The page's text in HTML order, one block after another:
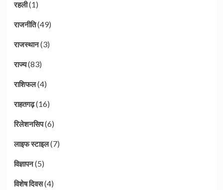
रहली(1)
राजनीति(49)
राजस्थान(3)
राज्य(83)
राशिफल(4)
राहतगढ़(16)
रिलेशनसिप(6)
लाइफ स्टाइल(7)
विज्ञापन(5)
विशेष दिवस(4)